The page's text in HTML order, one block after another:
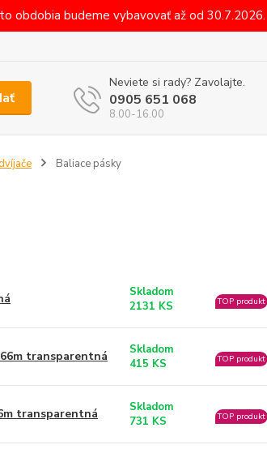
obdobia budeme vybavovať až od 30.7.2026.
Neviete si rady? Zavolajte.
0905 651 068
8.00-16.00
Baliace pásky
Skladom
2131 KS
TOP produkt
transparentná
Skladom
415 KS
TOP produkt
transparentná
Skladom
731 KS
TOP produkt